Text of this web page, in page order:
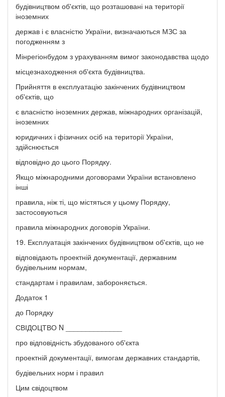
будівництвом об'єктів, що розташовані на території
іноземних
держав і є власністю України, визначаються МЗС за
погодженням з
Мінрегіонбудом з урахуванням вимог законодавства щодо
місцезнаходження об'єкта будівництва.
Прийняття в експлуатацію закінчених будівництвом
об'єктів, що
є власністю іноземних держав, міжнародних організацій,
іноземних
юридичних і фізичних осіб на території України,
здійснюється
відповідно до цього Порядку.
Якщо міжнародними договорами України встановлено
інші
правила, ніж ті, що містяться у цьому Порядку,
застосовуються
правила міжнародних договорів України.
19. Експлуатація закінчених будівництвом об'єктів, що не
відповідають проектній документації, державним
будівельним нормам,
стандартам і правилам, забороняється.
Додаток 1
до Порядку
СВІДОЦТВО N ______________
про відповідність збудованого об'єкта
проектній документації, вимогам державних стандартів,
будівельних норм і правил
Цим свідоцтвом